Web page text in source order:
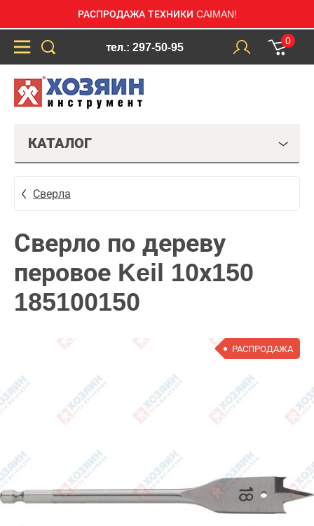
РАСПРОДАЖА ТЕХНИКИ CAIMAN!
тел.: 297-50-95
0
КАТАЛОГ
Сверла
Сверло по дереву
перовое Keil 10х150
185100150
РАСПРОДАЖА